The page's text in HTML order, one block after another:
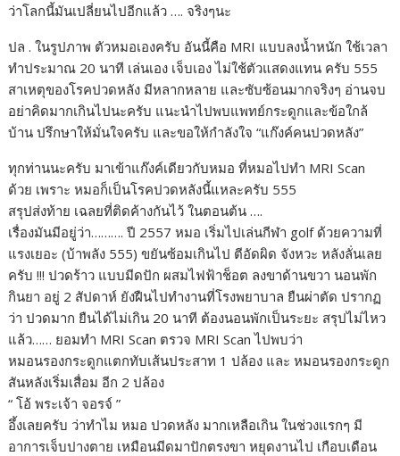
ว่าโลกนี้มันเปลี่ยนไปอีกแล้ว …. จริงๆนะ
ปล . ในรูปภาพ ตัวหมอเองครับ อันนี้คือ MRI แบบลงน้ำหนัก ใช้เวลา
ทำประมาณ 20 นาที เล่นเอง เจ็บเอง ไม่ใช้ตัวแสดงแทน ครับ 555
สาเหตุของโรคปวดหลัง มีหลากหลาย และซับซ้อนมากจริงๆ อ่านจบ
อย่าคิดมากเกินไปนะครับ แนะนำไปพบแพทย์กระดูกและข้อใกล้
บ้าน ปรึกษาให้มั่นใจครับ และขอให้กำลังใจ “แก๊งค์คนปวดหลัง”
ทุกท่านนะครับ มาเข้าแก๊งค์เดียวกับหมอ ที่หมอไปทำ MRI Scan
ด้วย เพราะ หมอก็เป็นโรคปวดหลังนี้แหละครับ 555
สรุปส่งท้าย เฉลยที่ติดค้างกันไว้ ในตอนต้น ….
เรื่องมันมีอยู่ว่า………. ปี 2557 หมอ เริ่มไปเล่นกีฬา golf ด้วยความที่
แรงเยอะ (บ้าพลัง 555) ขยันซ้อมเกินไป ตีอัดผิด จังหวะ หลังลั่นเลย
ครับ !!! ปวดร้าว แบบมีดปัก ผสมไฟฟ้าช็อต ลงขาด้านขวา นอนพัก
กินยา อยู่ 2 สัปดาห์ ยังฝืนไปทำงานที่โรงพยาบาล ยืนผ่าตัด ปรากฏ
ว่า ปวดมาก ยืนได้ไม่เกิน 20 นาที ต้องนอนพักเป็นระยะ สรุปไม่ไหว
แล้ว…… ยอมทำ MRI Scan ตรวจ MRI Scan ไปพบว่า
หมอนรองกระดูกแตกทับเส้นประสาท 1 ปล้อง และ หมอนรองกระดูก
สันหลังเริ่มเสื่อม อีก 2 ปล้อง
“ โอ้ พระเจ้า จอรจ์ ”
อึ้งเลยครับ ว่าทำไม หมอ ปวดหลัง มากเหลือเกิน ในช่วงแรกๆ มี
อาการเจ็บปางตาย เหมือนมีดมาปักตรงขา หยุดงานไป เกือบเดือน